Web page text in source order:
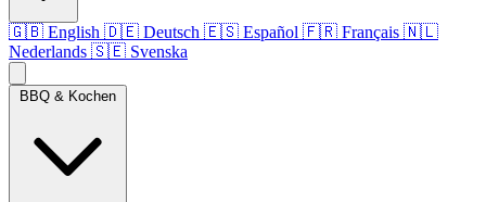
🇬🇧 English 🇩🇪 Deutsch 🇪🇸 Español 🇫🇷 Français 🇳🇱
Nederlands 🇸🇪 Svenska